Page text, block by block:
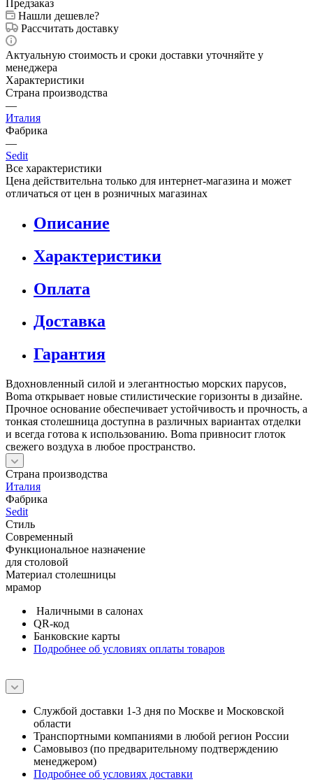
Предзаказ
Нашли дешевле?
Рассчитать доставку
Актуальную стоимость и сроки доставки уточняйте у
менеджера
Характеристики
Страна производства
—
Италия
Фабрика
—
Sedit
Все характеристики
Цена действительна только для интернет-магазина и может
отличаться от цен в розничных магазинах
Описание
Характеристики
Оплата
Доставка
Гарантия
Вдохновленный силой и элегантностью морских парусов,
Boma открывает новые стилистические горизонты в дизайне.
Прочное основание обеспечивает устойчивость и прочность, а
тонкая столешница доступна в различных вариантах отделки
и всегда готова к использованию. Boma привносит глоток
свежего воздуха в любое пространство.
Страна производства
Италия
Фабрика
Sedit
Стиль
Современный
Функциональное назначение
для столовой
Материал столешницы
мрамор
Наличными в салонах
QR-код
Банковские карты
Подробнее об условиях оплаты товаров
Службой доставки 1-3 дня по Москве и Московской
области
Транспортными компаниями в любой регион России
Самовывоз (по предварительному подтверждению
менеджером)
Подробнее об условиях доставки